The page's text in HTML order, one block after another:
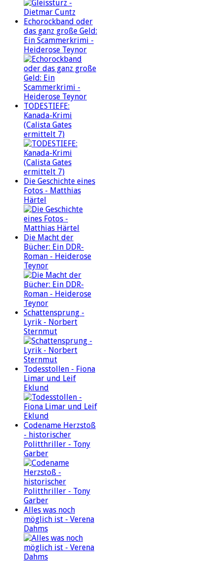
Echorockband oder
das ganz große Geld:
Ein Scammerkrimi -
Heiderose Teynor
TODESTIEFE:
Kanada-Krimi
(Calista Gates
ermittelt 7)
Die Geschichte eines
Fotos - Matthias
Härtel
Die Macht der
Bücher: Ein DDR-
Roman - Heiderose
Teynor
Schattensprung -
Lyrik - Norbert
Sternmut
Todesstollen - Fiona
Limar und Leif
Eklund
Codename Herzstoß
- historischer
Politthriller - Tony
Garber
Alles was noch
möglich ist - Verena
Dahms